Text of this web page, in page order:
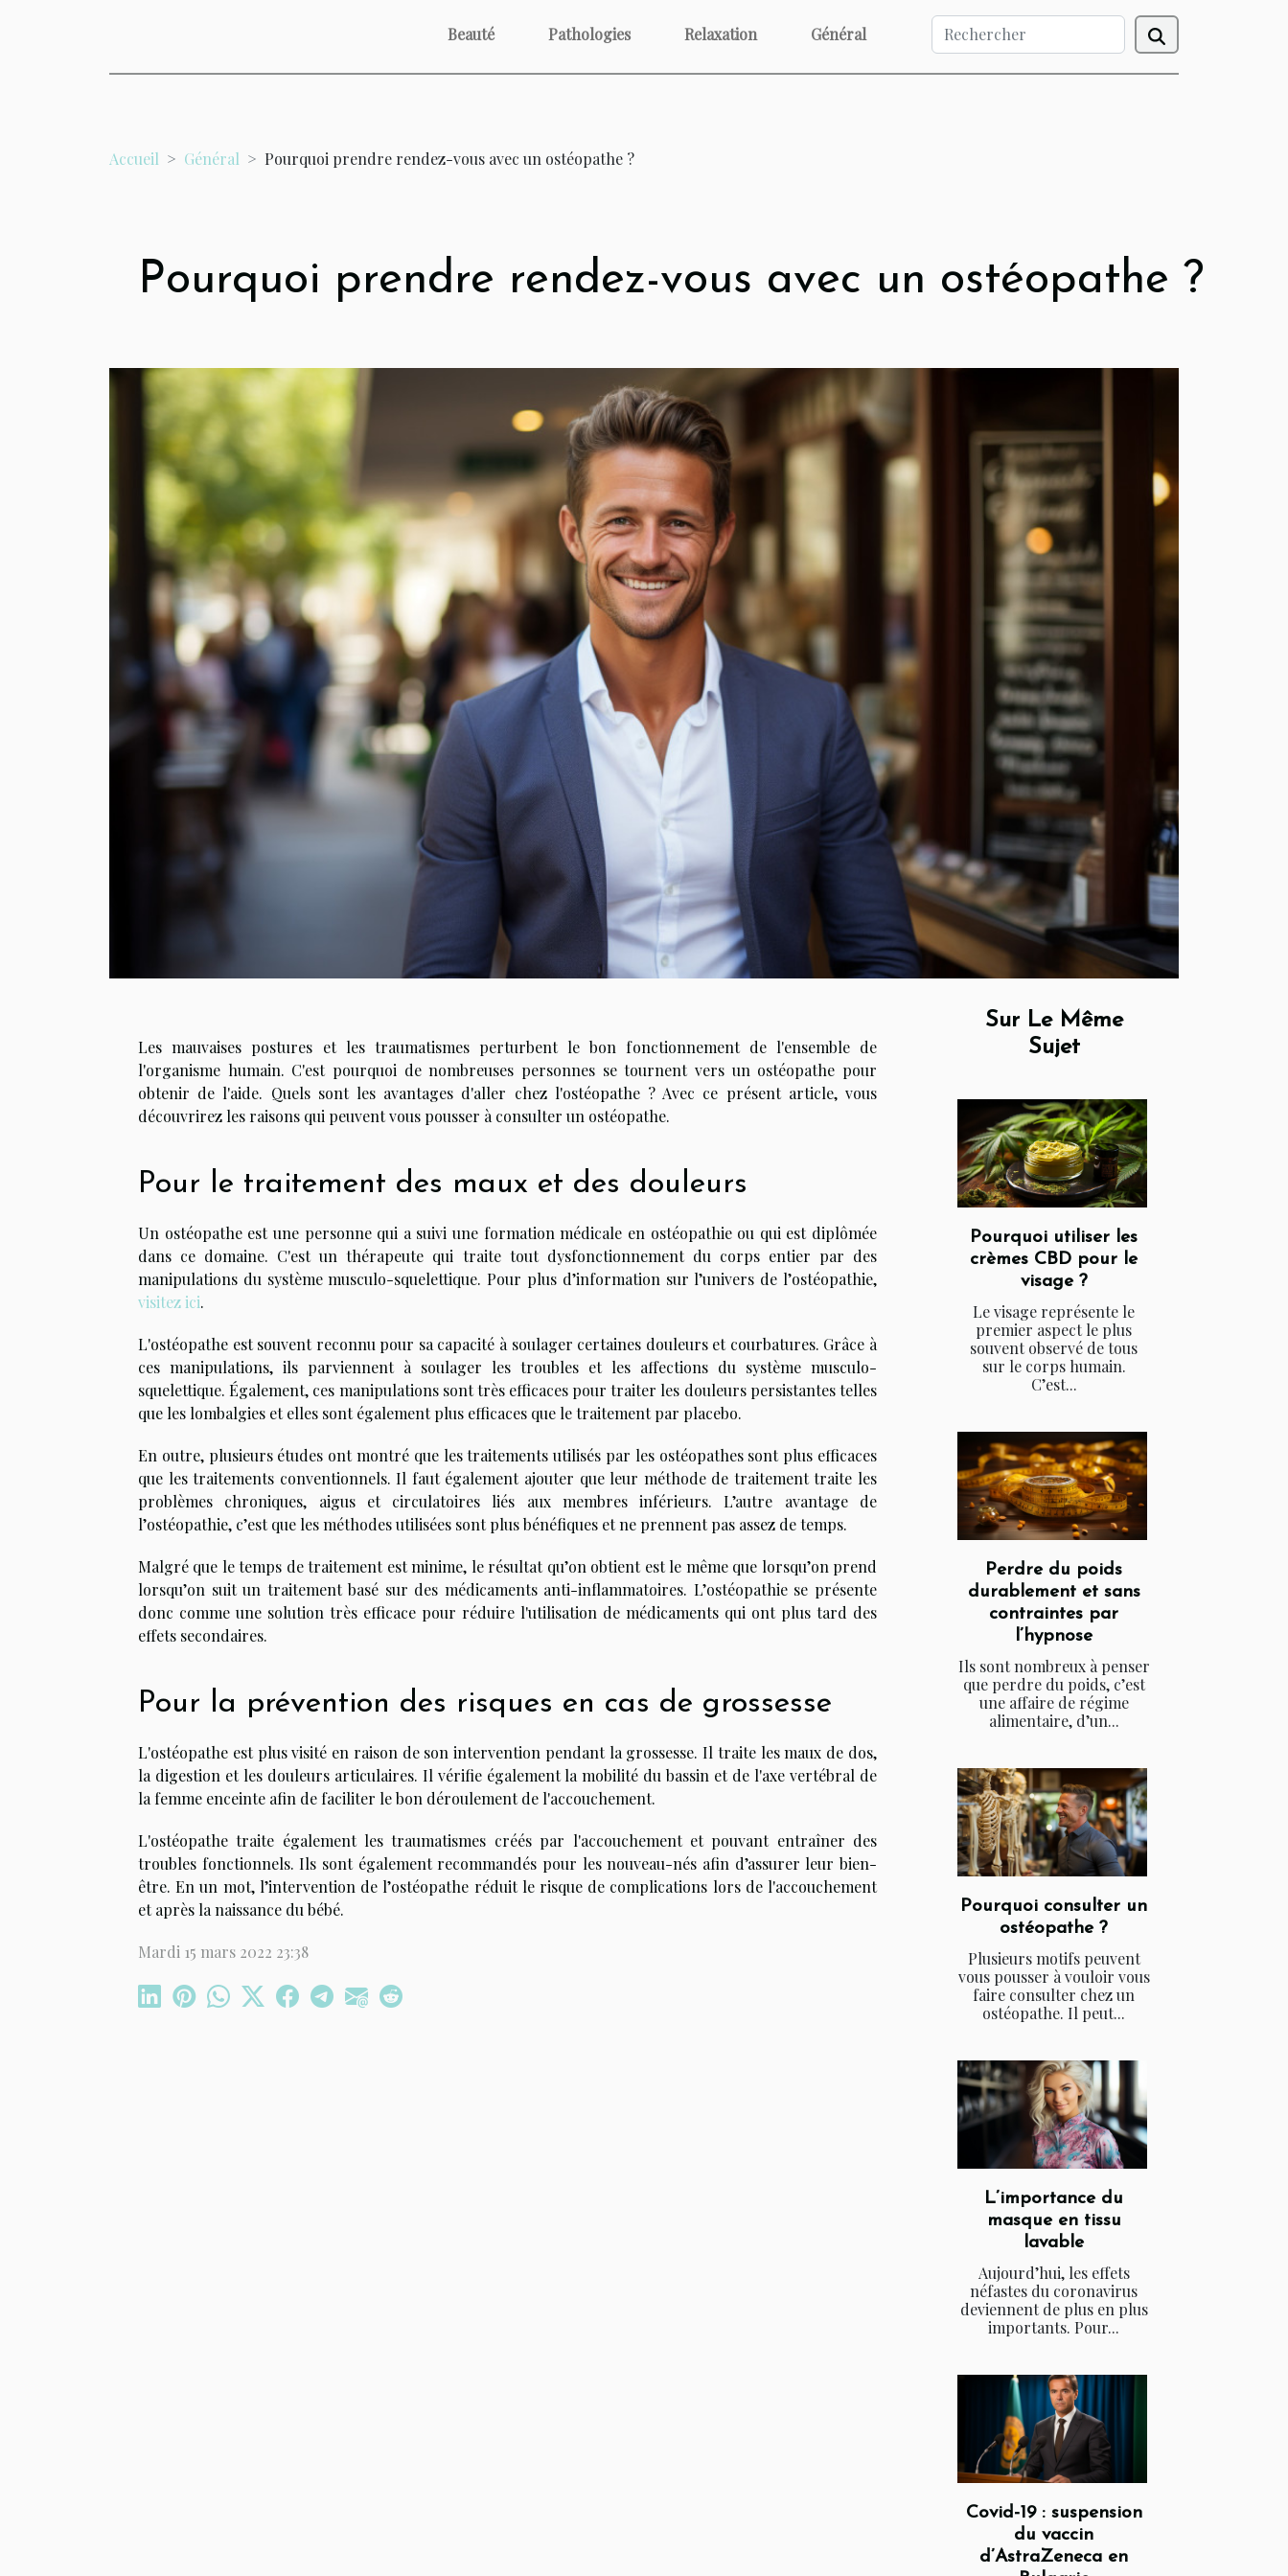
Beauté Pathologies Relaxation Général
Accueil Général Pourquoi prendre rendez-vous avec un ostéopathe ?
Pourquoi prendre rendez-vous avec un ostéopathe ?
Les mauvaises postures et les traumatismes perturbent le bon fonctionnement de l'ensemble de
l'organisme humain. C'est pourquoi de nombreuses personnes se tournent vers un ostéopathe pour
obtenir de l'aide. Quels sont les avantages d'aller chez l'ostéopathe ? Avec ce présent article, vous
découvrirez les raisons qui peuvent vous pousser à consulter un ostéopathe.
Pour le traitement des maux et des douleurs
Un ostéopathe est une personne qui a suivi une formation médicale en ostéopathie ou qui est diplômée
dans ce domaine. C'est un thérapeute qui traite tout dysfonctionnement du corps entier par des
manipulations du système musculo-squelettique. Pour plus d’information sur l’univers de l’ostéopathie,
visitez ici.
L'ostéopathe est souvent reconnu pour sa capacité à soulager certaines douleurs et courbatures. Grâce à
ces manipulations, ils parviennent à soulager les troubles et les affections du système musculo-
squelettique. Également, ces manipulations sont très efficaces pour traiter les douleurs persistantes telles
que les lombalgies et elles sont également plus efficaces que le traitement par placebo.
En outre, plusieurs études ont montré que les traitements utilisés par les ostéopathes sont plus efficaces
que les traitements conventionnels. Il faut également ajouter que leur méthode de traitement traite les
problèmes chroniques, aigus et circulatoires liés aux membres inférieurs. L’autre avantage de
l’ostéopathie, c’est que les méthodes utilisées sont plus bénéfiques et ne prennent pas assez de temps.
Malgré que le temps de traitement est minime, le résultat qu’on obtient est le même que lorsqu’on prend
lorsqu’on suit un traitement basé sur des médicaments anti-inflammatoires. L’ostéopathie se présente
donc comme une solution très efficace pour réduire l'utilisation de médicaments qui ont plus tard des
effets secondaires.
Pour la prévention des risques en cas de grossesse
L'ostéopathe est plus visité en raison de son intervention pendant la grossesse. Il traite les maux de dos,
la digestion et les douleurs articulaires. Il vérifie également la mobilité du bassin et de l'axe vertébral de
la femme enceinte afin de faciliter le bon déroulement de l'accouchement.
L'ostéopathe traite également les traumatismes créés par l'accouchement et pouvant entraîner des
troubles fonctionnels. Ils sont également recommandés pour les nouveau-nés afin d’assurer leur bien-
être. En un mot, l’intervention de l’ostéopathe réduit le risque de complications lors de l'accouchement
et après la naissance du bébé.
Mardi 15 mars 2022 23:38
Sur Le Même
Sujet
Pourquoi utiliser les
crèmes CBD pour le
visage ?
Le visage représente le
premier aspect le plus
souvent observé de tous
sur le corps humain.
C’est...
Perdre du poids
durablement et sans
contraintes par
l’hypnose
Ils sont nombreux à penser
que perdre du poids, c’est
une affaire de régime
alimentaire, d’un...
Pourquoi consulter un
ostéopathe ?
Plusieurs motifs peuvent
vous pousser à vouloir vous
faire consulter chez un
ostéopathe. Il peut...
L’importance du
masque en tissu
lavable
Aujourd’hui, les effets
néfastes du coronavirus
deviennent de plus en plus
importants. Pour...
Covid-19 : suspension
du vaccin
d’AstraZeneca en